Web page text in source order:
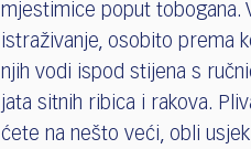
mjestimice poput tobogana.
istraživanje, osobito prema
njih vodi ispod stijena s
jata sitnih ribica i rakova.
ćete na nešto veći, obli